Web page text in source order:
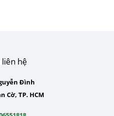
hệ
Đình
Cờ, TP. HCM